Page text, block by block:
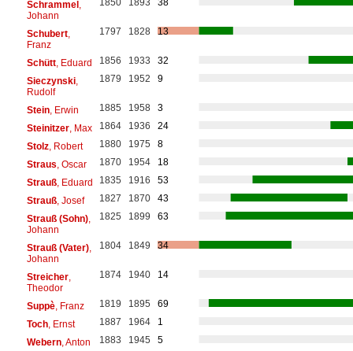
Schrammel,
Johann
1850 1893 38
Schubert,
Franz
1797 1828 13
Schütt, Eduard 1856 1933
32
Sieczynski,
Rudolf
1879 1952 9
Stein, Erwin 1885 1958
3
Steinitzer, Max 1864 1936
24
Stolz, Robert 1880 1975
8
Straus , Oscar 1870 1954
18
Strauß, Eduard 1835 1916
53
Strauß, Josef 1827 1870
43
Strauß (Sohn),
Johann
1825 1899 63
Strauß (Vater),
Johann
1804 1849 34
Streicher,
Theodor
1874 1940 14
Suppè, Franz 1819 1895
69
Toch, Ernst 1887 1964
1
Webern, Anton 1883 1945
5